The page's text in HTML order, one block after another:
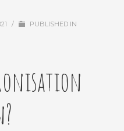
/
PUBLISHED IN